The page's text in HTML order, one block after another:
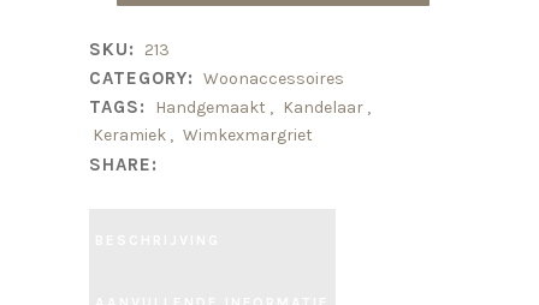
SKU: 213
CATEGORY: Woonaccessoires
TAGS: Handgemaakt , Kandelaar ,
Keramiek , Wimkexmargriet
SHARE: